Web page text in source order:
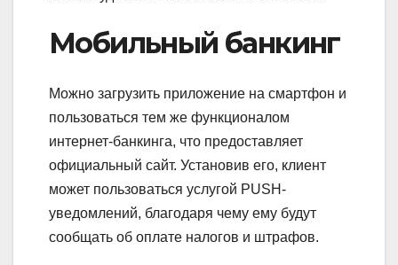
Мобильный банкинг
Можно загрузить приложение на смартфон и
пользоваться тем же функционалом
интернет-банкинга, что предоставляет
официальный сайт. Установив его, клиент
может пользоваться услугой PUSH-
уведомлений, благодаря чему ему будут
сообщать об оплате налогов и штрафов.